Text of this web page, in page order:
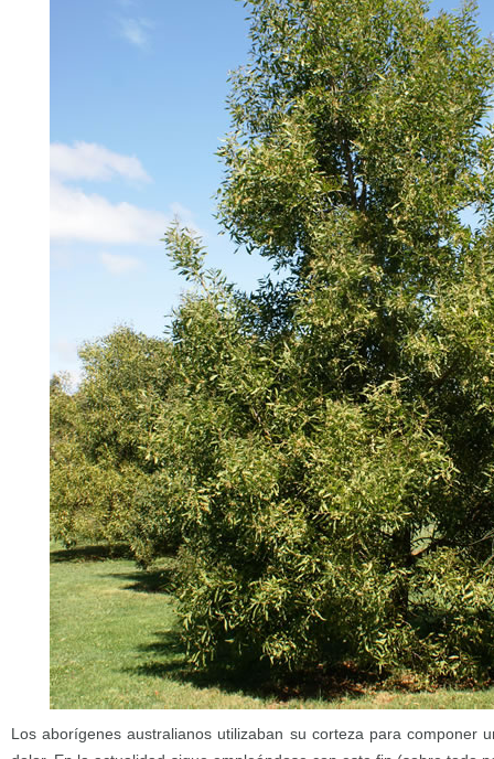
Los aborígenes australianos utilizaban su corteza para componer